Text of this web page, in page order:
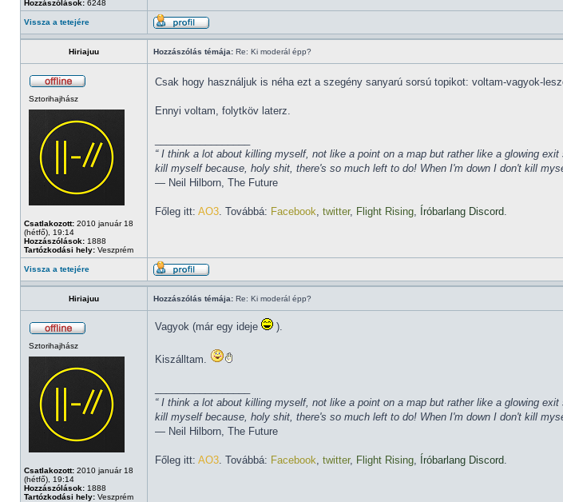
Hozzászólások: 6248
Vissza a tetejére
Hiriajuu Hozzászólás témája: Re: Ki moderál épp?
Sztorihajhász
Csatlakozott: 2010 január 18
(hétfő), 19:14
Hozzászólások: 1888
Tartózkodási hely: Veszprém
Csak hogy használjuk is néha ezt a szegény sanyarú sorsú topikot: voltam-vagyok-
Ennyi voltam, folytköv laterz.
“ I think a lot about killing myself, not like a point on a map but rather like a glowing
kill myself because, holy shit, there's so much left to do! When I'm down I don't kill
― Neil Hilborn, The Future
Főleg itt: AO3. Továbbá: Facebook, twitter, Flight Rising, Íróbarlang Discord.
Vissza a tetejére
Hiriajuu Hozzászólás témája: Re: Ki moderál épp?
Sztorihajhász
Csatlakozott: 2010 január 18
(hétfő), 19:14
Hozzászólások: 1888
Tartózkodási hely: Veszprém
Vagyok (már egy ideje ).
Kiszálltam.
“ I think a lot about killing myself, not like a point on a map but rather like a glowing
kill myself because, holy shit, there's so much left to do! When I'm down I don't kill
― Neil Hilborn, The Future
Főleg itt: AO3. Továbbá: Facebook, twitter, Flight Rising, Íróbarlang Discord.